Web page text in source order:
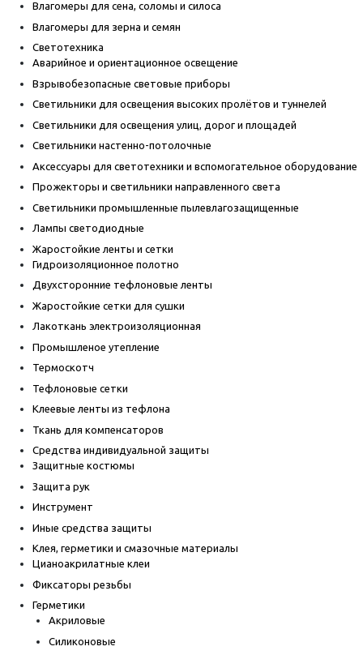
Влагомеры для сена, соломы и силоса
Влагомеры для зерна и семян
Светотехника
Аварийное и ориентационное освещение
Взрывобезопасные световые приборы
Светильники для освещения высоких пролётов и туннелей
Светильники для освещения улиц, дорог и площадей
Светильники настенно-потолочные
Аксессуары для светотехники и вспомогательное оборудование
Прожекторы и светильники направленного света
Светильники промышленные пылевлагозащищенные
Лампы светодиодные
Жаростойкие ленты и сетки
Гидроизоляционное полотно
Двухсторонние тефлоновые ленты
Жаростойкие сетки для сушки
Лакоткань электроизоляционная
Промышленое утепление
Термоскотч
Тефлоновые сетки
Клеевые ленты из тефлона
Ткань для компенсаторов
Средства индивидуальной защиты
Защитные костюмы
Защита рук
Инструмент
Иные средства защиты
Клея, герметики и смазочные материалы
Цианоакрилатные клеи
Фиксаторы резьбы
Герметики
Акриловые
Силиконовые